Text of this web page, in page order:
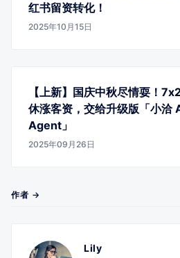
红书留资转化！
2025年10月15日
【上新】国庆中秋尽情耍！
休涨客资，交给升级版「小洽
Agent」
2025年09月26日
作者 →
Lily